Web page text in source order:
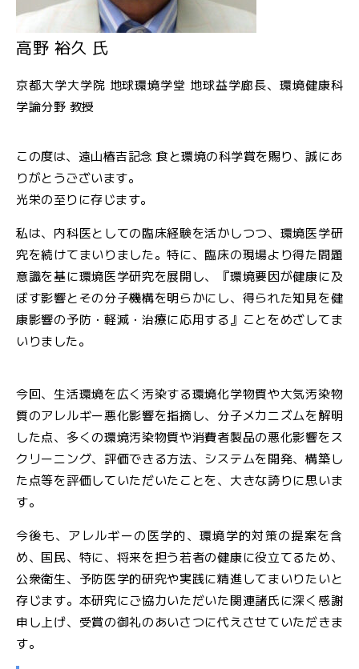
高野 裕久 氏
京都大学大学院 地球環境学堂 地球益学廊長、環境健康科
学論分野 教授
この度は、遠山椿吉記念 食と環境の科学賞を賜り、誠にあ
りがとうございます。
光栄の至りに存じます。
私は、内科医としての臨床経験を活かしつつ、環境医学研
究を続けてまいりました。特に、臨床の現場より得た問題
意識を基に環境医学研究を展開し、『環境要因が健康に及
ぼす影響とその分子機構を明らかにし、得られた知見を健
康影響の予防・軽減・治療に応用する』ことをめざしてま
いりました。
今回、生活環境を広く汚染する環境化学物質や大気汚染物
質のアレルギー悪化影響を指摘し、分子メカニズムを解明
した点、多くの環境汚染物質や消費者製品の悪化影響をス
クリーニング、評価できる方法、システムを開発、構築し
た点等を評価していただいたことを、大きな誇りに思いま
す。
今後も、アレルギーの医学的、環境学的対策の提案を含
め、国民、特に、将来を担う若者の健康に役立てるため、
公衆衛生、予防医学的研究や実践に精進してまいりたいと
存じます。本研究にご協力いただいた関連諸氏に深く感謝
申し上げ、受賞の御礼のあいさつに代えさせていただきま
す。